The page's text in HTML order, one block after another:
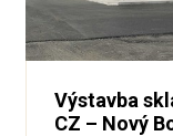
Výstavba
CZ – Nový